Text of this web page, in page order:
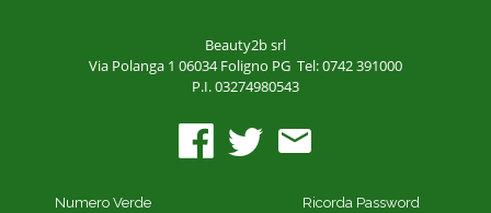
Beauty2b srl
Via Polanga 1 06034 Foligno PG Tel: 0742 391000
P.I. 03274980543
Numero Verde
Ricorda Password